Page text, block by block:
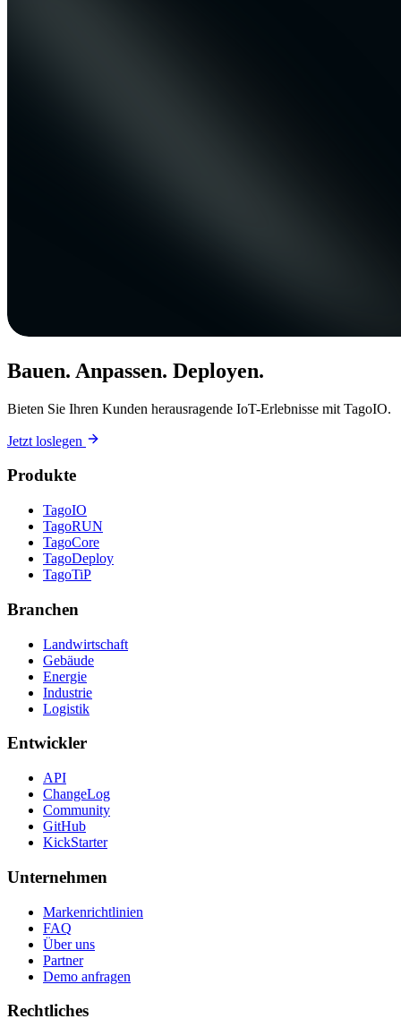
Bauen. Anpassen. Deployen.
Bieten Sie Ihren Kunden herausragende IoT-Erlebnisse mit TagoIO.
Jetzt loslegen
Produkte
TagoIO
TagoRUN
TagoCore
TagoDeploy
TagoTiP
Branchen
Landwirtschaft
Gebäude
Energie
Industrie
Logistik
Entwickler
API
ChangeLog
Community
GitHub
KickStarter
Unternehmen
Markenrichtlinien
FAQ
Über uns
Partner
Demo anfragen
Rechtliches